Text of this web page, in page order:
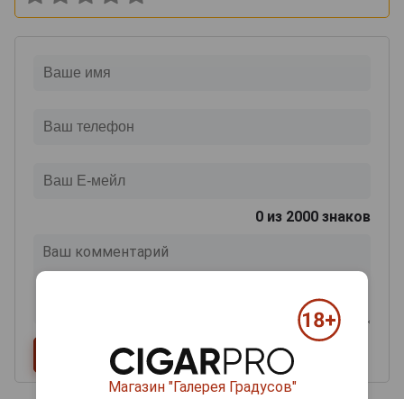
0 из 2000 знаков
Магазин "Галерея Градусов"